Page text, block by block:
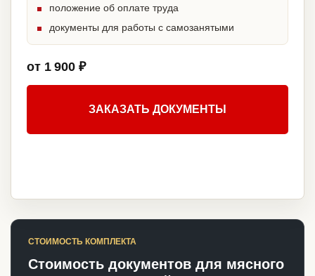
положение об оплате труда
документы для работы с самозанятыми
от 1 900 ₽
ЗАКАЗАТЬ ДОКУМЕНТЫ
СТОИМОСТЬ КОМПЛЕКТА
Стоимость документов для мясного